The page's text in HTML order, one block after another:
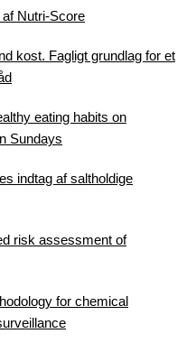
Nutri-Score
kost. Fagligt grundlag for et
eating habits on
Sundays
indtag af saltholdige
risk assessment of
for chemical